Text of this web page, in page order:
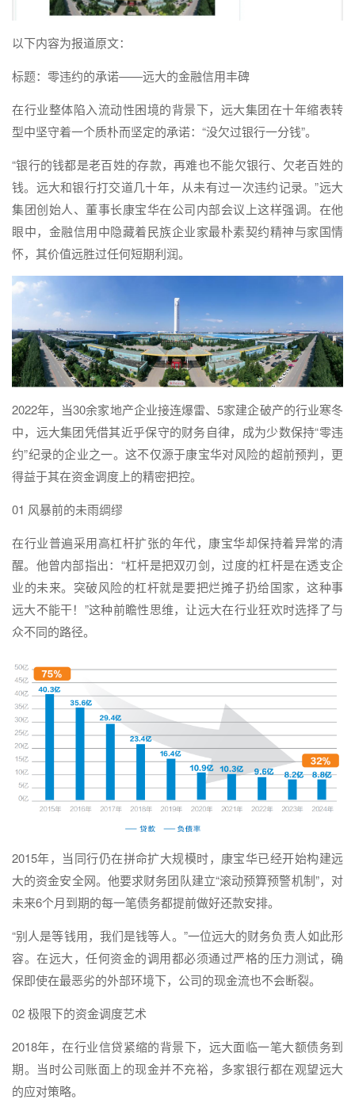
以下内容为报道原文：
标题：零违约的承诺——远大的金融信用丰碑
在行业整体陷入流动性困境的背景下，远大集团在十年缩表转
型中坚守着一个质朴而坚定的承诺：“没欠过银行一分钱”。
“银行的钱都是老百姓的存款，再难也不能欠银行、欠老百姓的
钱。远大和银行打交道几十年，从未有过一次违约记录。”远大
集团创始人、董事长康宝华在公司内部会议上这样强调。在他
眼中，金融信用中隐藏着民族企业家最朴素契约精神与家国情
怀，其价值远胜过任何短期利润。
2022年，当30余家地产企业接连爆雷、5家建企破产的行业寒冬
中，远大集团凭借其近乎保守的财务自律，成为少数保持“零违
约”纪录的企业之一。这不仅源于康宝华对风险的超前预判，更
得益于其在资金调度上的精密把控。
01 风暴前的未雨绸缪
在行业普遍采用高杠杆扩张的年代，康宝华却保持着异常的清
醒。他曾内部指出：“杠杆是把双刃剑，过度的杠杆是在透支企
业的未来。突破风险的杠杆就是要把烂摊子扔给国家，这种事
远大不能干！”这种前瞻性思维，让远大在行业狂欢时选择了与
众不同的路径。
2015年，当同行仍在拼命扩大规模时，康宝华已经开始构建远
大的资金安全网。他要求财务团队建立“滚动预算预警机制”，对
未来6个月到期的每一笔债务都提前做好还款安排。
“别人是等钱用，我们是钱等人。”一位远大的财务负责人如此形
容。在远大，任何资金的调用都必须通过严格的压力测试，确
保即使在最恶劣的外部环境下，公司的现金流也不会断裂。
02 极限下的资金调度艺术
2018年，在行业信贷紧缩的背景下，远大面临一笔大额债务到
期。当时公司账面上的现金并不充裕，多家银行都在观望远大
的应对策略。